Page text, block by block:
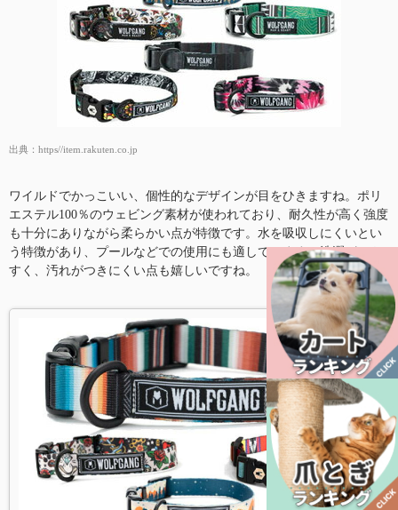
出典： https//item.rakuten.co.jp
ワイルドでかっこいい、個性的なデザインが目をひきますね。ポリ
エステル100％のウェビング素材が使われており、耐久性が高く強度
も十分にありながら柔らかい点が特徴です。水を吸収しにくいとい
う特徴があり、プールなどでの使用にも適しています。洗濯がしや
すく、汚れがつきにくい点も嬉しいですね。